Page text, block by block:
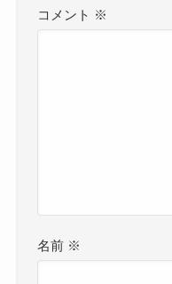
コメント ※
名前 ※